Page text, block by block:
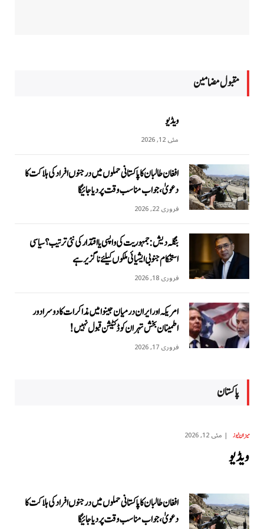
مقبول مضامين
ویڈیو
مئی 12, 2026
افغان طالبان کا پاکستانی حملوں میں درجنوں افراد کی ہلاکت کا
دعویٰ، جواب مناسب وقت پر دیا جائیگا
فروری 22, 2026
بنگلہ دیش: جمہوریت کی واپسی یا اقتدار کی نئی ترتیب؟ سیاسی
استحکام جنوبی ایشیائی ملکوں کیلئے ناگزیر ہے
فروری 18, 2026
امریکہ اور ایران درمیان جینوا میں مذاکرات کا دوسرا دور
اطمینان بخش تہران کو ڈکٹیشن قبول نہیں!
فروری 17, 2026
پاکستان
میزان نیوز مئی 12, 2026
ویڈیو
افغان طالبان کا پاکستانی حملوں میں درجنوں افراد کی ہلاکت کا
دعویٰ، جواب مناسب وقت پر دیا جائیگا